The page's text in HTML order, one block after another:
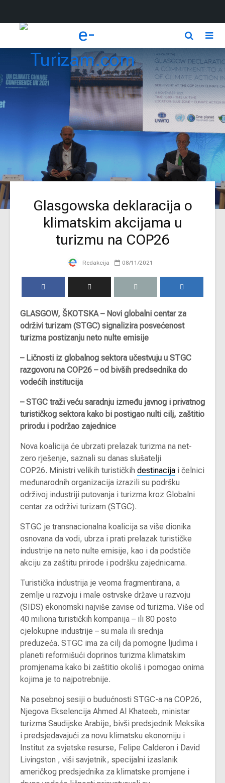
Glasgowska deklaracija o
klimatskim akcijama u
turizmu na COP26
Redakcija 08/11/2021
GLASGOW, ŠKOTSKA – Novi globalni centar za
održivi turizam (STGC) signalizira posvećenost
turizma postizanju neto nulte emisije
– Ličnosti iz globalnog sektora učestvuju u STGC
razgovoru na COP26 – od bivših predsednika do
vodećih institucija
– STGC traži veću saradnju između javnog i privatnog
turističkog sektora kako bi postigao nulti cilj, zaštitio
prirodu i podržao zajednice
Nova koalicija će ubrzati prelazak turizma na net-
zero rješenje, saznali su danas slušatelji
COP26. Ministri velikih turističkih destinacija i čelnici
međunarodnih organizacija izrazili su podršku
održivoj industriji putovanja i turizma kroz Globalni
centar za održivi turizam (STGC).
STGC je transnacionalna koalicija sa više dionika
osnovana da vodi, ubrza i prati prelazak turističke
industrije na neto nulte emisije, kao i da podstiče
akciju za zaštitu prirode i podršku zajednicama.
Turistička industrija je veoma fragmentirana, a
zemlje u razvoju i male ostrvske države u razvoju
(SIDS) ekonomski najviše zavise od turizma. Više od
40 miliona turističkih kompanija – ili 80 posto
cjelokupne industrije – su mala ili srednja
preduzeća. STGC ima za cilj da pomogne ljudima i
planeti reformišući doprinos turizma klimatskim
promjenama kako bi zaštitio okoliš i pomogao onima
kojima je to najpotrebnije.
Na posebnoj sesiji o budućnosti STGC-a na COP26,
Njegova Ekselencija Ahmed Al Khateeb, ministar
turizma Saudijske Arabije, bivši predsjednik Meksika
i predsjedavajući za novu klimatsku ekonomiju i
Institut za svjetske resurse, Felipe Calderon i David
Livingston , viši savjetnik, specijalni izaslanik
američkog predsjednika za klimatske promjene i